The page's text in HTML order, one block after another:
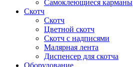
Самоклеющиеся карманы
Скотч
Скотч
Цветной скотч
Скотч с надписями
Малярная лента
Диспенсер для скотча
Оборудование